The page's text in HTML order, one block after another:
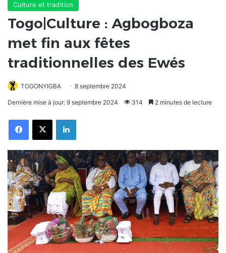
Culture et tradition
Togo|Culture : Agbogboza
met fin aux fêtes
traditionnelles des Ewés
TOGONYIGBA 8 septembre 2024
Dernière mise à jour: 9 septembre 2024 314 2 minutes de lecture
FacebookX Linkedin